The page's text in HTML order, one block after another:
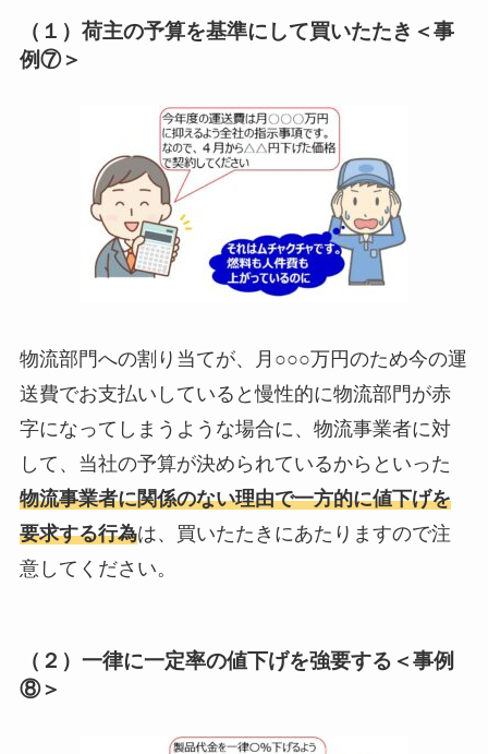
（１）荷主の予算を基準にして買いたたき＜事
例⑦＞
物流部門への割り当てが、月○○○万円のため今の運
送費でお支払いしていると慢性的に物流部門が赤
字になってしまうような場合に、物流事業者に対
して、当社の予算が決められているからといった
物流事業者に関係のない理由で一方的に値下げを
要求する行為は、買いたたきにあたりますので注
意してください。
（２）一律に一定率の値下げを強要する＜事例
⑧＞